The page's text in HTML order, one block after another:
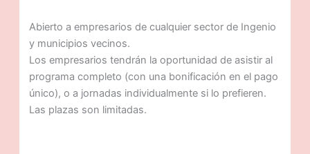
Abierto a empresarios de cualquier sector de Ingenio
y municipios vecinos.
Los empresarios tendrán la oportunidad de asistir al
programa completo (con una bonificación en el pago
único), o a jornadas individualmente si lo prefieren.
Las plazas son limitadas.